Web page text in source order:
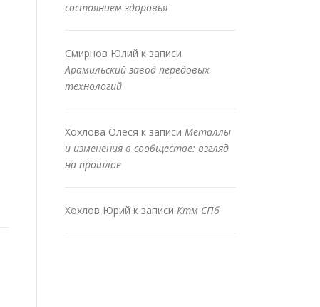
состоянием здоровья
Смирнов Юлий к записи
Арамильский завод передовых
технологий
Хохлова Олеся к записи Металлы
и изменения в сообществе: взгляд
на прошлое
Хохлов Юрий к записи Ктм СПб